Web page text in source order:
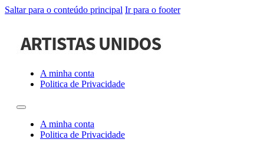
Saltar para o conteúdo principal Ir para o footer
A minha conta
Politica de Privacidade
A minha conta
Politica de Privacidade